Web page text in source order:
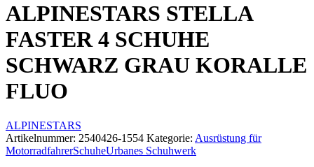
ALPINESTARS STELLA
FASTER 4 SCHUHE
SCHWARZ GRAU KORALLE
FLUO
ALPINESTARS
Artikelnummer: 2540426-1554 Kategorie: Ausrüstung für
MotorradfahrerSchuheUrbanes Schuhwerk